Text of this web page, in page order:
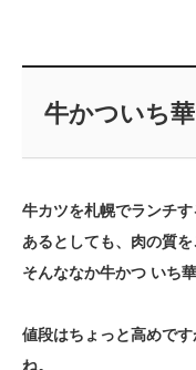
牛かついち
牛カツを札幌でランチす
あるとしても、肉の質
そんななか牛かつ いち
値段はちょっと高めで
ね。